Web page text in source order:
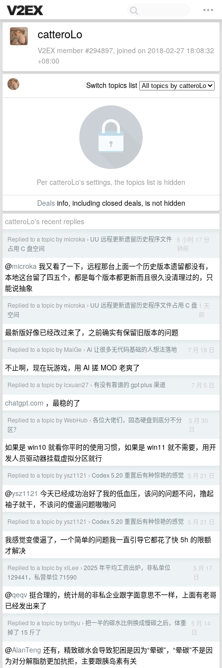
catteroLo
V2EX member #294897, joined on 2018-02-27 18:08:32
+08:00
Switch topics list
Per catteroLo's settings, the topics list is hidden
Dealsinfo, including closed deals, is not hidden
catteroLo's recent replies
Replied to a topic by microka › UU 远程更新遗留历史程序文件
占用 C 盘空间
6 小时 17 分
钟前
@microka 我又看了一下，远程那台上面一个历史版本遗留都没有，
本地这台留了四五个，都是每个版本都更新而且很久没清理过的，只
能说抽象
Replied to a topic by microka › UU 远程更新遗留历史程序文件占用 C 盘
空间
1 天
前
最新版好像已经改过来了，之前确实有保留旧版本的问题
Replied to a topic by MaiGe › Ai 让很多无代码基础的人想法落地 7 月 18 日
不止啊，现在玩游戏，用 AI 搓 MOD 老爽了
Replied to a topic by lcxuan27 › 有没有靠谱的 gpt plus 渠道 7 月 5 日
chatgpt.com ，最稳的了
Replied to a topic by WebHub › 各位大佬们，固态硬盘到底分不分
区？
5 月 30
日
如果是 win10 就看你平时的使用习惯，如果是 win11 就不需要，用开
发人员驱动器挂载虚拟分区就行
Replied to a topic by ysz1121 › Codex 5.20 重置后有种惊艳的感觉 5 月 21 日
@ysz1121 今天已经成功治好了我的低血压，该问的问题不问，撸起
袖子就干，不该问的傻逼问题嗷嗷问
Replied to a topic by ysz1121 › Codex 5.20 重置后有种惊艳的感觉 5 月 21 日
我感觉变傻逼了，一个简单的问题我一直引导它都花了快 5h 的限额
才解决
Replied to a topic by xlLee › 2025 年平均工资出炉，非私单位
129441，私营单位 71590
5 月 17
日
@qeqv 挺合理的，统计局的非私企业跟字面意思不一样，上面有老哥
已经发出来了
Replied to a topic by brittyu › 把一半的碳水比例换成慢碳之后，体重
掉了 15 斤了
5 月 14
日
@AlanTeng 还有，精致碳水会导致犯困是因为“晕碳”，“晕碳”不是因
为对分解脂肪更加抗拒，主要跟胰岛素有关